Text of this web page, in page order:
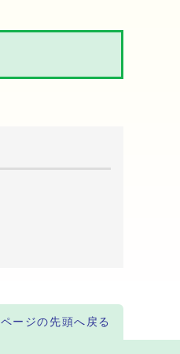
ページの先頭へ戻る